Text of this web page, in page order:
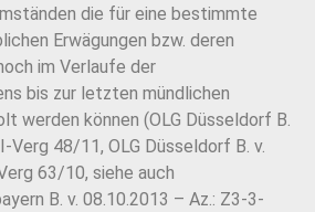
die für eine bestimmte
Erwägungen bzw. deren
im Verlaufe der
bis zur letzten mündlichen
werden können (OLG Düsseldorf B.
Verg 48/11, OLG Düsseldorf B. v.
63/10, siehe auch
B. v. 08.10.2013 – Az.: Z3-3-